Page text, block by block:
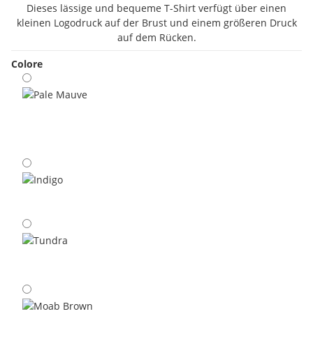
Dieses lässige und bequeme T-Shirt verfügt über einen
kleinen Logodruck auf der Brust und einem größeren Druck
auf dem Rücken.
Colore
Pale Mauve
Indigo
Tundra